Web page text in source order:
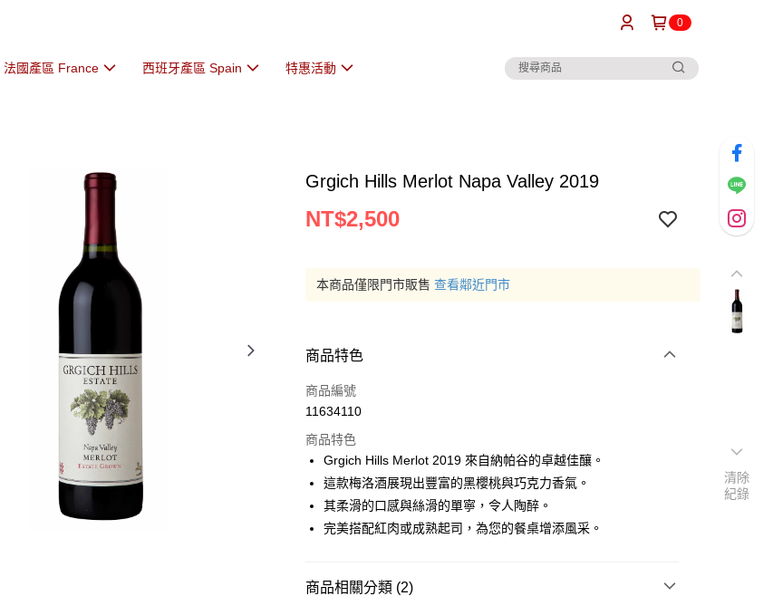
0
法國產區 France 西班牙產區 Spain 特惠活動
Grgich Hills Merlot Napa Valley 2019
NT$2,500
本商品僅限門市販售 查看鄰近門市
商品特色
商品編號
11634110
商品特色
Grgich Hills Merlot 2019 來自納帕谷的卓越佳釀。
這款梅洛酒展現出豐富的黑櫻桃與巧克力香氣。
其柔滑的口感與絲滑的單寧，令人陶醉。
完美搭配紅肉或成熟起司，為您的餐桌增添風采。
商品相關分類 (2)
清除
紀錄